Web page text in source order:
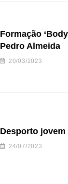
Formação
Pedro Almeida
20/03/2023
Desporto jovem
24/07/2023